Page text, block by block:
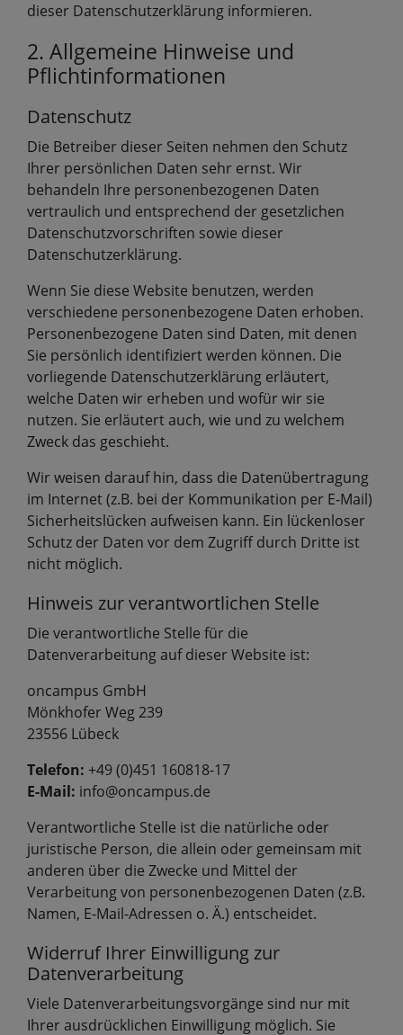
dieser Datenschutzerklärung informieren.
2. Allgemeine Hinweise und
Pflichtinformationen
Datenschutz
Die Betreiber dieser Seiten nehmen den Schutz
Ihrer persönlichen Daten sehr ernst. Wir
behandeln Ihre personenbezogenen Daten
vertraulich und entsprechend der gesetzlichen
Datenschutzvorschriften sowie dieser
Datenschutzerklärung.
Wenn Sie diese Website benutzen, werden
verschiedene personenbezogene Daten erhoben.
Personenbezogene Daten sind Daten, mit denen
Sie persönlich identifiziert werden können. Die
vorliegende Datenschutzerklärung erläutert,
welche Daten wir erheben und wofür wir sie
nutzen. Sie erläutert auch, wie und zu welchem
Zweck das geschieht.
Wir weisen darauf hin, dass die Datenübertragung
im Internet (z.B. bei der Kommunikation per E-Mail)
Sicherheitslücken aufweisen kann. Ein lückenloser
Schutz der Daten vor dem Zugriff durch Dritte ist
nicht möglich.
Hinweis zur verantwortlichen Stelle
Die verantwortliche Stelle für die
Datenverarbeitung auf dieser Website ist:
oncampus GmbH
Mönkhofer Weg 239
23556 Lübeck
Telefon: +49 (0)451 160818-17
E-Mail: info@oncampus.de
Verantwortliche Stelle ist die natürliche oder
juristische Person, die allein oder gemeinsam mit
anderen über die Zwecke und Mittel der
Verarbeitung von personenbezogenen Daten (z.B.
Namen, E-Mail-Adressen o. Ä.) entscheidet.
Widerruf Ihrer Einwilligung zur
Datenverarbeitung
Viele Datenverarbeitungsvorgänge sind nur mit
Ihrer ausdrücklichen Einwilligung möglich. Sie